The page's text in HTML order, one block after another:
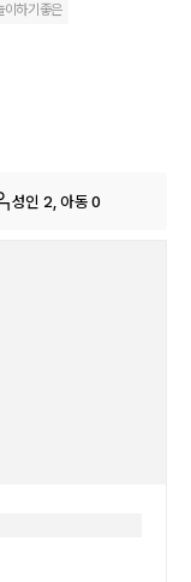
이하기좋은
성인 2, 아동 0